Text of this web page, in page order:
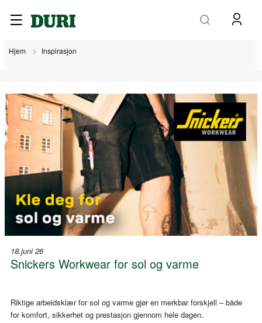
Hjem Inspirasjon
18.juni 26
Snickers Workwear for sol og varme
Riktige arbeidsklær for sol og varme gjør en merkbar forskjell – både
for komfort, sikkerhet og prestasjon gjennom hele dagen.